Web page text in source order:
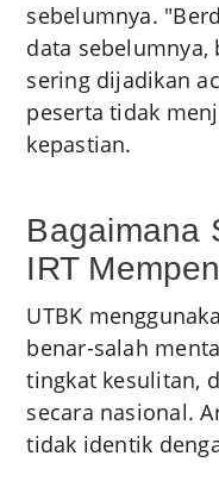
sebelumnya.
data sebelumnya,
sering dijadikan
peserta tidak
kepastian.
Bagaimana
IRT
UTBK
benar-salah
tingkat kesulitan,
secara nasional.
tidak identik